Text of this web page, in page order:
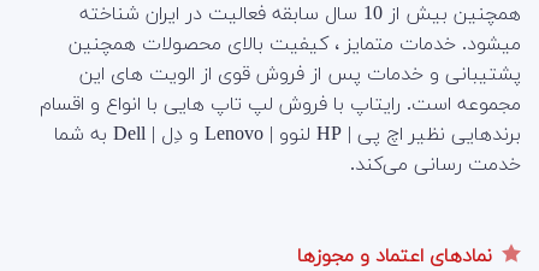
همچنین بیش از 10 سال سابقه فعالیت در ایران شناخته
میشود. خدمات متمایز ، کیفیت بالای محصولات همچنین
پشتیبانی و خدمات پس از فروش قوی از الویت های این
مجموعه است. رایتاپ با فروش لپ تاپ هایی با انواع و اقسام
برندهایی نظیر اچ پی | HP لنوو | Lenovo و دِل | Dell به شما
خدمت رسانی می‌کند.
نمادهای اعتماد و مجوزها